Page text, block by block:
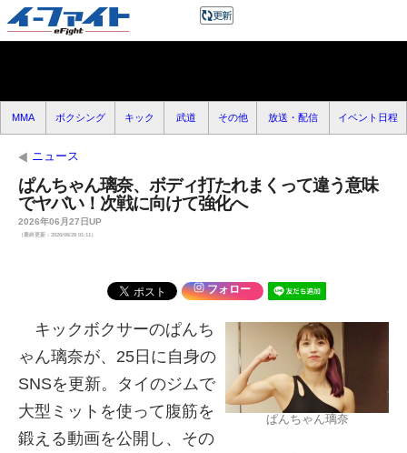
MMA ボクシング キック 武道 その他 放送・配信 イベント日程
ニュース
ぱんちゃん璃奈、ボディ打たれまくって違う意味
でヤバい！次戦に向けて強化へ
2026年06月27日UP
（最終更新：2026/06/28 01:11）
フォロー
ぱんちゃん璃奈
キックボクサーのぱんち
ゃん璃奈が、25日に自身の
SNSを更新。タイのジムで
大型ミットを使って腹筋を
鍛える動画を公開し、その